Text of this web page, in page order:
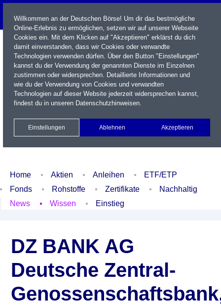
Name / WKN / ISIN / Kürzel
Newsletter Kontakt
Xetra Realtime
Watchlist Portfolio Login
Home Aktien Anleihen
ETF/ETP
Fonds
Rohstoffe Zertifikate
Nachhaltig
News
Wissen Einstieg
DZ BANK AG
Deutsche Zentral-
Willkommen an der Deutschen Börse! Um dir das bestmögliche
Online-Erlebnis zu ermöglichen, setzen wir auf unserer Webseite
Cookies ein. Mit dem Klicken auf "Akzeptieren" erklärst du dich
damit einverstanden, dass wir Cookies oder verwandte
Technologien verwenden dürfen. Über den Button "Einstellungen"
kannst du der Verwendung der genannten Dienste im Einzelnen
zustimmen oder widersprechen. Detaillierte Informationen und
wie du der Verwendung von Cookies und verwandten
Technologien auf dieser Website jederzeit widersprechen kannst,
findest du in unseren Datenschutzhinweisen.
Einstellungen Ablehnen Akzeptieren